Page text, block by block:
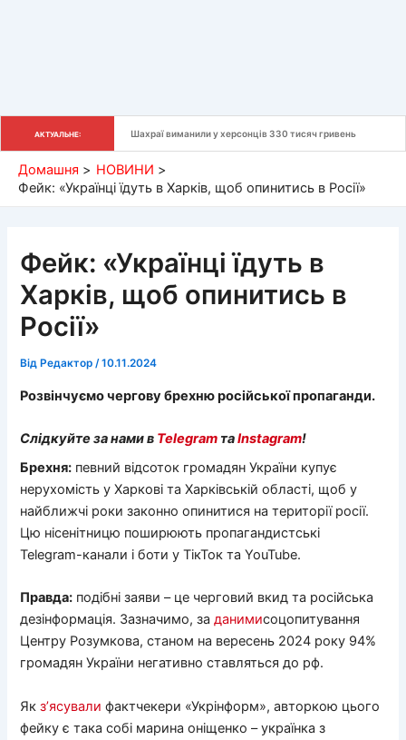
АКТУАЛЬНЕ: Шахраї виманили у херсонців 330 тисяч гривень
Домашня
НОВИНИ
Фейк: «Українці їдуть в Харків, щоб опинитись в Росії»
Фейк: «Українці їдуть в
Харків, щоб опинитись в
Росії»
Від Редактор/10.11.2024
Розвінчуємо чергову брехню російської пропаганди.
Слідкуйте за нами в Telegram таInstagram!
Брехня: певний відсоток громадян України купує
нерухомість у Харкові та Харківській області, щоб у
найближчі роки законно опинитися на території росії.
Цю нісенітницю поширюють пропагандистські
Telegram-канали і боти у ТікТок та YouTube.
Правда: подібні заяви – це черговий вкид та російська
дезінформація. Зазначимо, заданимисоцопитування
Центру Розумкова, станом на вересень 2024 року 94%
громадян України негативно ставляться до рф.
Якз’ясували фактчекери «Укрінформ», авторкою цього
фейку є така собі марина оніщенко – українка з